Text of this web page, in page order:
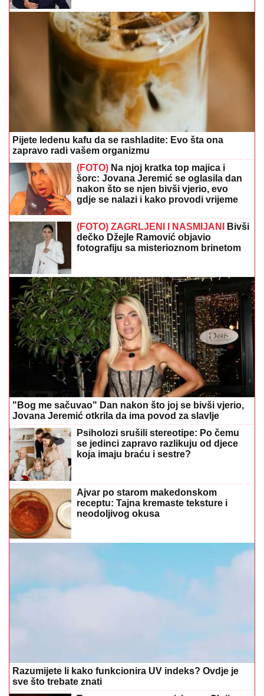
Pijete ledenu kafu da se rashladite: Evo šta ona
zapravo radi vašem organizmu
(FOTO) Na njoj kratka top majica i
šorc: Jovana Jeremić se oglasila dan
nakon što se njen bivši vjerio, evo
gdje se nalazi i kako provodi vrijeme
(FOTO) ZAGRLJENI I NASMIJANI
Bivši
dečko Džejle Ramović objavio
fotografiju sa misterioznom brinetom
"Bog me sačuvao" Dan nakon što joj se bivši vjerio,
Jovana Jeremić otkrila da ima povod za slavlje
Psiholozi srušili stereotipe: Po čemu
se jedinci zapravo razlikuju od djece
koja imaju braću i sestre?
Ajvar po starom makedonskom
receptu: Tajna kremaste teksture i
neodoljivog okusa
Razumijete li kako funkcionira UV indeks? Ovdje je
sve što trebate znati